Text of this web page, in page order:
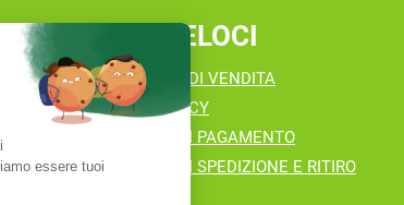
LINK VELOCI
CONDIZIONI DI VENDITA
COOKIE POLICY
MODALITÀ DI PAGAMENTO
MODALITÀ DI SPEDIZIONE E RITIRO